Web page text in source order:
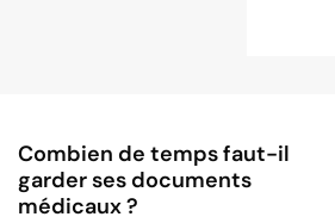
Combien de temps faut-il
garder ses documents
médicaux ?